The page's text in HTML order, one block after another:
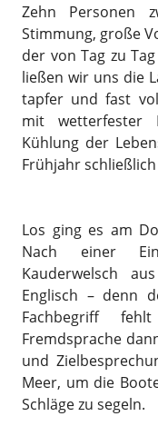
Zehn Personen
Stimmung, große
der von Tag zu
ließen wir uns die
tapfer und fast
mit wetterfester
Kühlung der
Frühjahr
Los ging es am
Nach einer
Kauderwelsch
Englisch – denn
Fachbegriff
Fremdsprache
und
Meer, um die
Schläge zu segeln.